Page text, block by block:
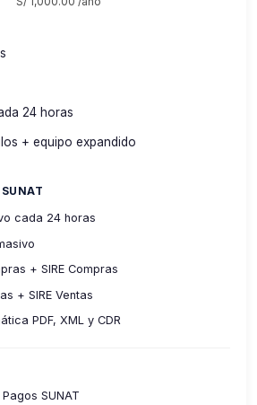
24 horas
+ equipo expandido
cada 24 horas
+ SIRE Compras
+ SIRE Ventas
PDF, XML y CDR
SUNAT